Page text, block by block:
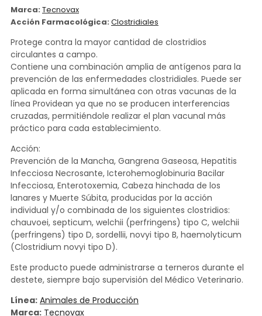
Marca: Tecnovax
Acción Farmacológica: Clostridiales
Protege contra la mayor cantidad de clostridios
circulantes a campo.
Contiene una combinación amplia de antígenos para la
prevención de las enfermedades clostridiales. Puede ser
aplicada en forma simultánea con otras vacunas de la
línea Providean ya que no se producen interferencias
cruzadas, permitiéndole realizar el plan vacunal más
práctico para cada establecimiento.
Acción:
Prevención de la Mancha, Gangrena Gaseosa, Hepatitis
Infecciosa Necrosante, Icterohemoglobinuria Bacilar
Infecciosa, Enterotoxemia, Cabeza hinchada de los
lanares y Muerte Súbita, producidas por la acción
individual y/o combinada de los siguientes clostridios:
chauvoei, septicum, welchii (perfringens) tipo C, welchii
(perfringens) tipo D, sordellii, novyi tipo B, haemolyticum
(Clostridium novyi tipo D).
Este producto puede administrarse a terneros durante el
destete, siempre bajo supervisión del Médico Veterinario.
Línea: Animales de Producción
Marca: Tecnovax